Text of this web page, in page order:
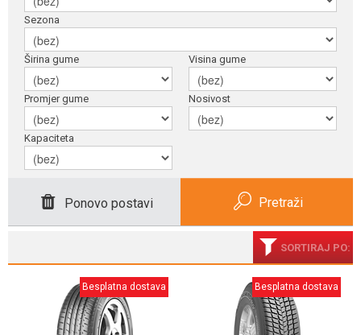
Sezona
Širina gume Visina gume
Promjer gume Nosivost
Kapaciteta
Ponovo postavi Pretraži
SORTIRAJ PO:
Besplatna dostava Besplatna dostava